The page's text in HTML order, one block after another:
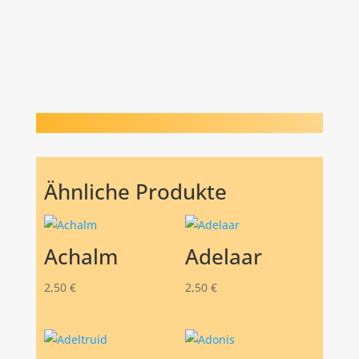
Ähnliche Produkte
Achalm
2,50 €
Adelaar
2,50 €